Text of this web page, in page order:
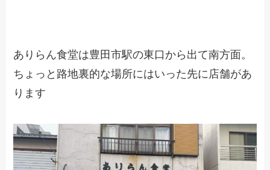
ありらん食堂は豊田市駅の東口から出て南方面。
ちょっと路地裏的な場所にはいった先に店舗があ
ります